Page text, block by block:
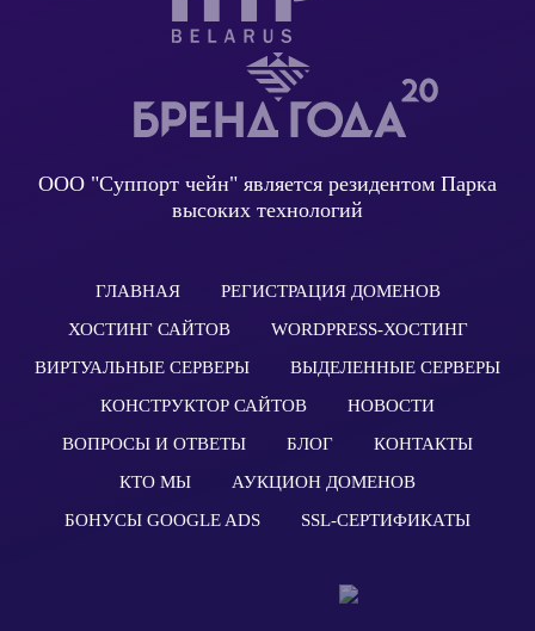
ООО "Суппорт чейн" является резидентом Парка
высоких технологий
ГЛАВНАЯ
РЕГИСТРАЦИЯ ДОМЕНОВ
ХОСТИНГ САЙТОВ
WORDPRESS-ХОСТИНГ
ВИРТУАЛЬНЫЕ СЕРВЕРЫ
ВЫДЕЛЕННЫЕ СЕРВЕРЫ
КОНСТРУКТОР САЙТОВ
НОВОСТИ
ВОПРОСЫ И ОТВЕТЫ
БЛОГ
КОНТАКТЫ
КТО МЫ
АУКЦИОН ДОМЕНОВ
БОНУСЫ GOOGLE ADS
SSL-СЕРТИФИКАТЫ